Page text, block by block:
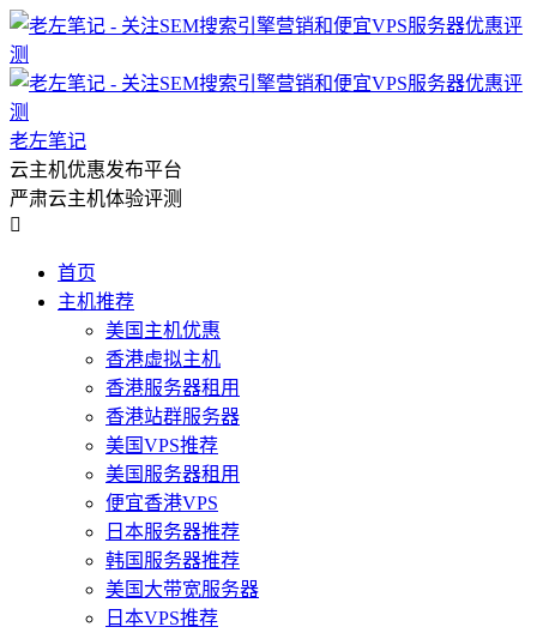
老左笔记
云主机优惠发布平台
严肃云主机体验评测

首页
主机推荐
美国主机优惠
香港虚拟主机
香港服务器租用
香港站群服务器
美国VPS推荐
美国服务器租用
便宜香港VPS
日本服务器推荐
韩国服务器推荐
美国大带宽服务器
日本VPS推荐